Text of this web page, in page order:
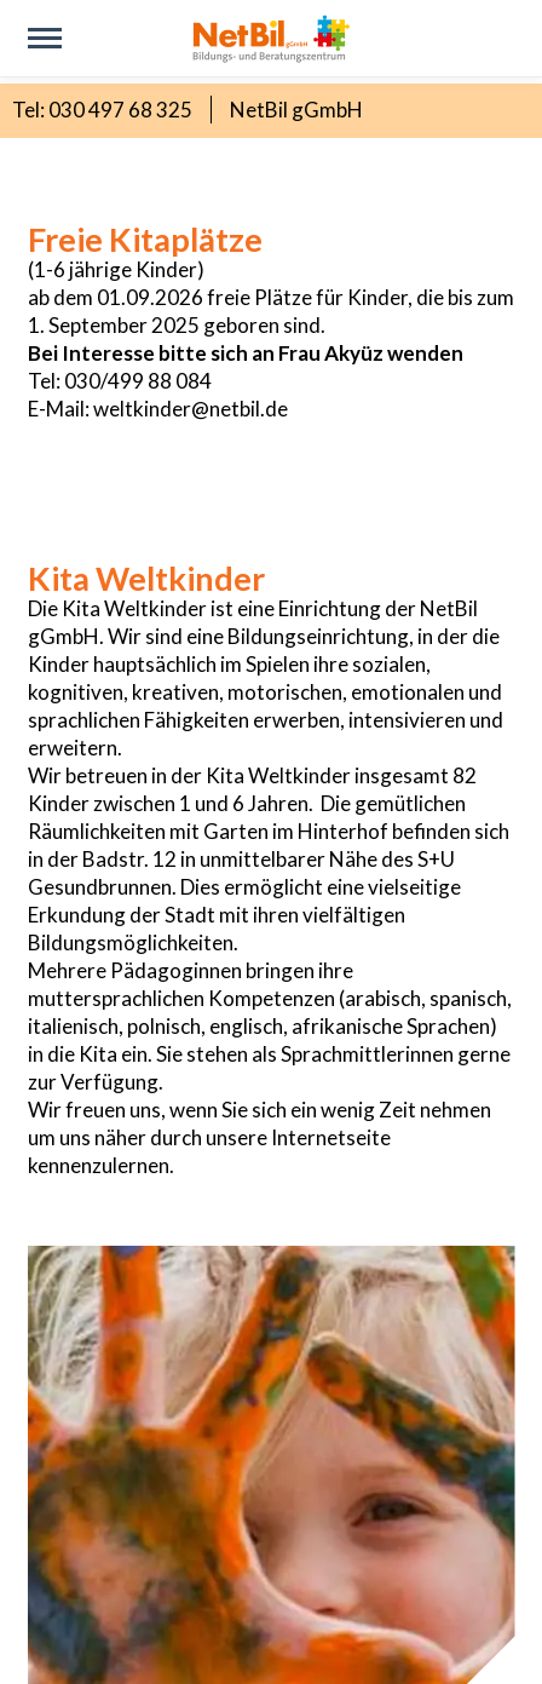
Tel: 030 497 68 325 NetBil gGmbH
Freie Kitaplätze
(1-6 jährige Kinder)
ab dem 01.09.2026 freie Plätze für Kinder, die bis zum
1. September 2025 geboren sind.
Bei Interesse bitte sich an Frau Akyüz wenden
Tel: 030/499 88 084
E-Mail: weltkinder@netbil.de
Kita Weltkinder
Die Kita Weltkinder ist eine Einrichtung der NetBil
gGmbH. Wir sind eine Bildungseinrichtung, in der die
Kinder hauptsächlich im Spielen ihre sozialen,
kognitiven, kreativen, motorischen, emotionalen und
sprachlichen Fähigkeiten erwerben, intensivieren und
erweitern.
Wir betreuen in der Kita Weltkinder insgesamt 82
Kinder zwischen 1 und 6 Jahren. Die gemütlichen
Räumlichkeiten mit Garten im Hinterhof befinden sich
in der Badstr. 12 in unmittelbarer Nähe des S+U
Gesundbrunnen. Dies ermöglicht eine vielseitige
Erkundung der Stadt mit ihren vielfältigen
Bildungsmöglichkeiten.
Mehrere Pädagoginnen bringen ihre
muttersprachlichen Kompetenzen (arabisch, spanisch,
italienisch, polnisch, englisch, afrikanische Sprachen)
in die Kita ein. Sie stehen als Sprachmittlerinnen gerne
zur Verfügung.
Wir freuen uns, wenn Sie sich ein wenig Zeit nehmen
um uns näher durch unsere Internetseite
kennenzulernen.